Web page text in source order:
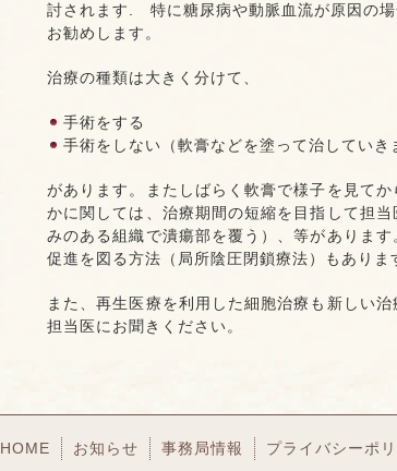
討されます. 特に糖尿病や動脈血流が原因の
お勧めします。
治療の種類は大きく分けて、
手術をする
手術をしない（軟膏などを塗って治していき
があります。またしばらく軟膏で様子を見て
かに関しては、治療期間の短縮を目指して担
みのある組織で潰瘍部を覆う）、等がありま
促進を図る方法（局所陰圧閉鎖療法）もありま
また、再生医療を利用した細胞治療も新しい
担当医にお聞きください。
HOME お知らせ 事務局情報 プライバシーポ